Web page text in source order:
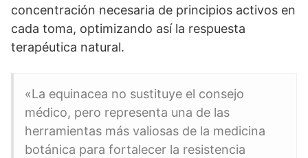
concentración necesaria de principios activos en
cada toma, optimizando así la respuesta
terapéutica natural.
«La equinacea no sustituye el consejo
médico, pero representa una de las
herramientas más valiosas de la medicina
botánica para fortalecer la resistencia